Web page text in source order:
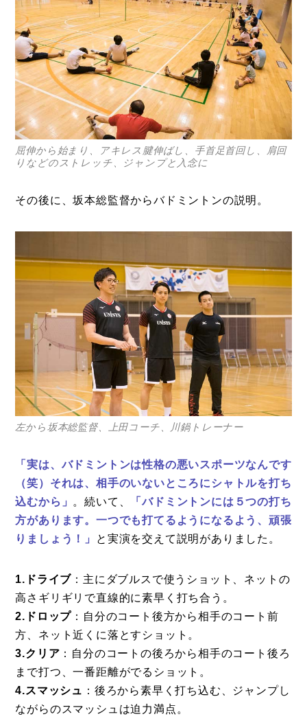
屈伸から始まり、アキレス腱伸ばし、手首足首回し、肩回
りなどのストレッチ、ジャンプと入念に
その後に、坂本総監督からバドミントンの説明。
左から坂本総監督、上田コーチ、川鍋トレーナー
「実は、バドミントンは性格の悪いスポーツなんです
（笑）それは、相手のいないところにシャトルを打ち
込むから」 。続いて、
「バドミントンには５つの打ち
方があります。一つでも打てるようになるよう、頑張
りましょう！」
と実演を交えて説明がありました。
1.ドライブ ：主にダブルスで使うショット、ネットの
高さギリギリで直線的に素早く打ち合う。
2.ドロップ ：自分のコート後方から相手のコート前
方、ネット近くに落とすショット。
3.クリア ：自分のコートの後ろから相手のコート後ろ
まで打つ、一番距離がでるショット。
4.スマッシュ ：後ろから素早く打ち込む、ジャンプし
ながらのスマッシュは迫力満点。